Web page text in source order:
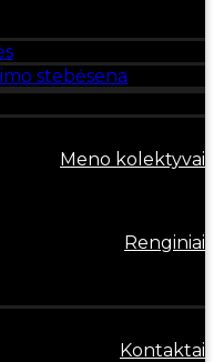
stebėsena
Meno kolektyvai
Renginiai
Kontaktai